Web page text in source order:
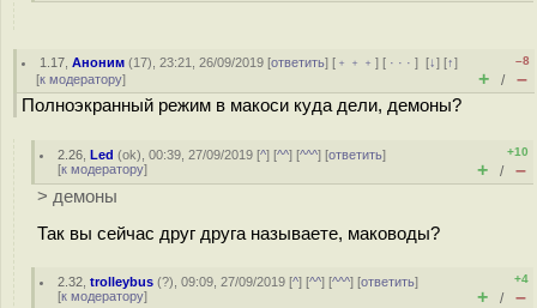
1.17 ,Аноним (17), 23:21, 26/09/2019 [ответить] [ ﹢﹢﹢] [ · · ·][↓] [↑]
[к модератору]
–8
+ / –
Полноэкранный режим в макоси куда дели, демоны?
2.26 ,Led (ok), 00:39, 27/09/2019 [^] [^^] [^^^] [ответить]
[к модератору]
+10
+ / –
> демоны
Так вы сейчас друг друга называете, маководы?
2.32 ,trolleybus (?), 09:09, 27/09/2019 [^] [^^] [^^^] [ответить]
[к модератору]
+4
+ / –